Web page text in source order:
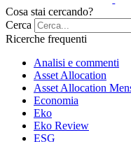
Cosa stai cercando?
Cerca
Ricerche frequenti
Analisi e commenti
Asset Allocation
Asset Allocation
Economia
Eko
Eko Review
ESG